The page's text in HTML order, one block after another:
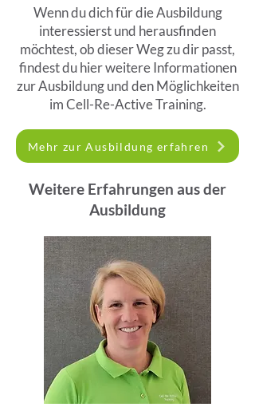
Wenn du dich für die Ausbildung
interessierst und herausfinden
möchtest, ob dieser Weg zu dir passt,
findest du hier weitere Informationen
zur Ausbildung und den Möglichkeiten
im Cell-Re-Active Training.
Mehr zur Ausbildung erfahren
Weitere Erfahrungen aus der
Ausbildung